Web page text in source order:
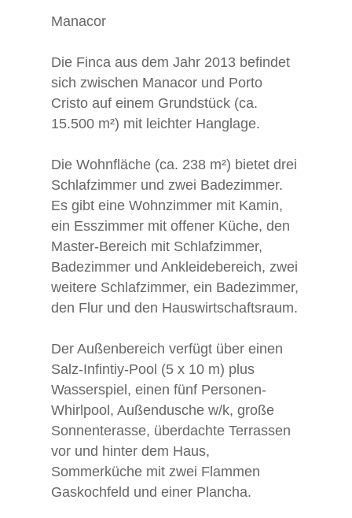
Manacor
Die Finca aus dem Jahr 2013 befindet
sich zwischen Manacor und Porto
Cristo auf einem Grundstück (ca.
15.500 m²) mit leichter Hanglage.
Die Wohnfläche (ca. 238 m²) bietet drei
Schlafzimmer und zwei Badezimmer.
Es gibt eine Wohnzimmer mit Kamin,
ein Esszimmer mit offener Küche, den
Master-Bereich mit Schlafzimmer,
Badezimmer und Ankleidebereich, zwei
weitere Schlafzimmer, ein Badezimmer,
den Flur und den Hauswirtschaftsraum.
Der Außenbereich verfügt über einen
Salz-Infintiy-Pool (5 x 10 m) plus
Wasserspiel, einen fünf Personen-
Whirlpool, Außendusche w/k, große
Sonnenterasse, überdachte Terrassen
vor und hinter dem Haus,
Sommerküche mit zwei Flammen
Gaskochfeld und einer Plancha.